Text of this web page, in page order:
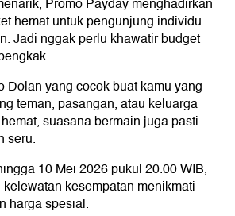
Promo Payday menghadirkan
hemat untuk pengunjung individu
Jadi nggak perlu khawatir budget
Dolan yang cocok buat kamu yang
teman, pasangan, atau keluarga
suasana bermain juga pasti
seru.
10 Mei 2026 pukul 20.00 WIB,
kesempatan menikmati
harga spesial.